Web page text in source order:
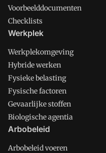
Voorbeelddocumenten
Checklists
Werkplek
Werkplekomgeving
Hybride werken
Fysieke belasting
Fysische factoren
Gevaarlijke stoffen
Biologische agentia
Arbobeleid
Arbobeleid voeren